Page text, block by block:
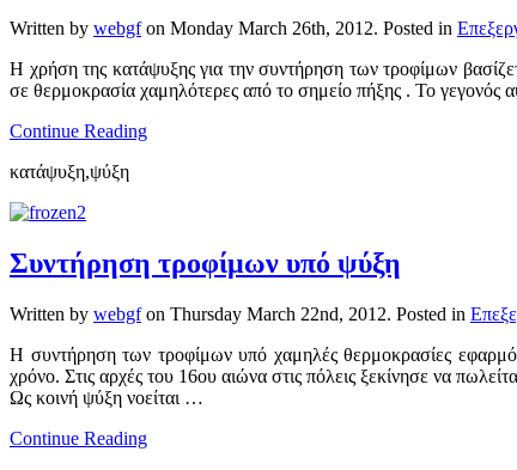
Written by webgfon Monday March 26th, 2012. Posted in
Η χρήση της κατάψυξης για την συντήρηση των τροφίμων
σε θερμοκρασία χαμηλότερες από το σημείο πήξης . Το
Continue Reading
κατάψυξη,ψύξη
Συντήρηση τροφίμων υπό ψύξη
Written by webgfon Thursday March 22nd, 2012. Posted in
Η συντήρηση των τροφίμων υπό χαμηλές θερμοκρασίες
χρόνο. Στις αρχές του 16ου αιώνα στις πόλεις ξεκίνησε να
Ως κοινή ψύξη νοείται …
Continue Reading